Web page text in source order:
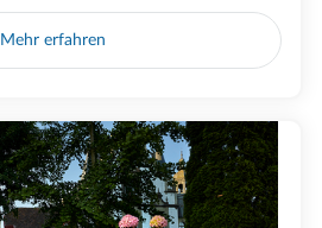
Mehr erfahren